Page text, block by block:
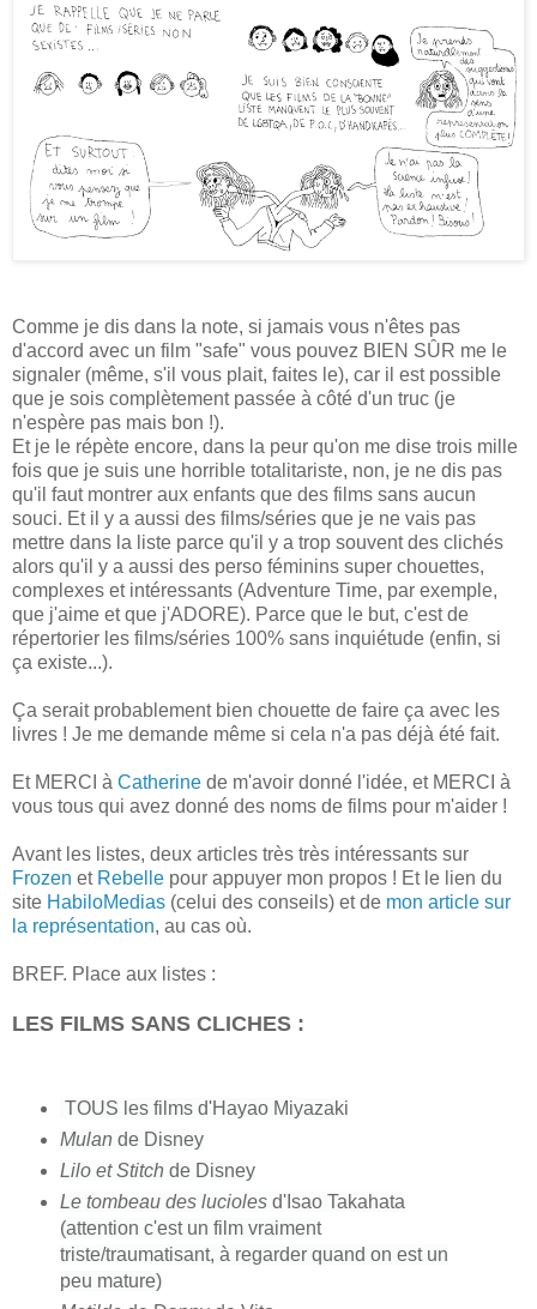
Comme je dis dans la note, si jamais vous n'êtes pas
d'accord avec un film "safe" vous pouvez BIEN SÛR me le
signaler (même, s'il vous plait, faites le), car il est possible
que je sois complètement passée à côté d'un truc (je
n'espère pas mais bon !).
Et je le répète encore, dans la peur qu'on me dise trois mille
fois que je suis une horrible totalitariste, non, je ne dis pas
qu'il faut montrer aux enfants que des films sans aucun
souci. Et il y a aussi des films/séries que je ne vais pas
mettre dans la liste parce qu'il y a trop souvent des clichés
alors qu'il y a aussi des perso féminins super chouettes,
complexes et intéressants (Adventure Time, par exemple,
que j'aime et que j'ADORE). Parce que le but, c'est de
répertorier les films/séries 100% sans inquiétude (enfin, si
ça existe...).
Ça serait probablement bien chouette de faire ça avec les
livres ! Je me demande même si cela n'a pas déjà été fait.
Et MERCI à Catherine de m'avoir donné l'idée, et MERCI à
vous tous qui avez donné des noms de films pour m'aider !
Avant les listes, deux articles très très intéressants sur
Frozen et Rebelle pour appuyer mon propos ! Et le lien du
site HabiloMedias (celui des conseils) et de mon article sur
la représentation, au cas où.
BREF. Place aux listes :
LES FILMS SANS CLICHES :
TOUS l es films d'Hayao Miyazaki
Mulan de Disney
Lilo et Stitch de Disney
Le tombeau des lucioles d'Isao Takahata
(attention c'est un film vraiment
triste/traumatisant, à regarder quand on est un
peu mature)